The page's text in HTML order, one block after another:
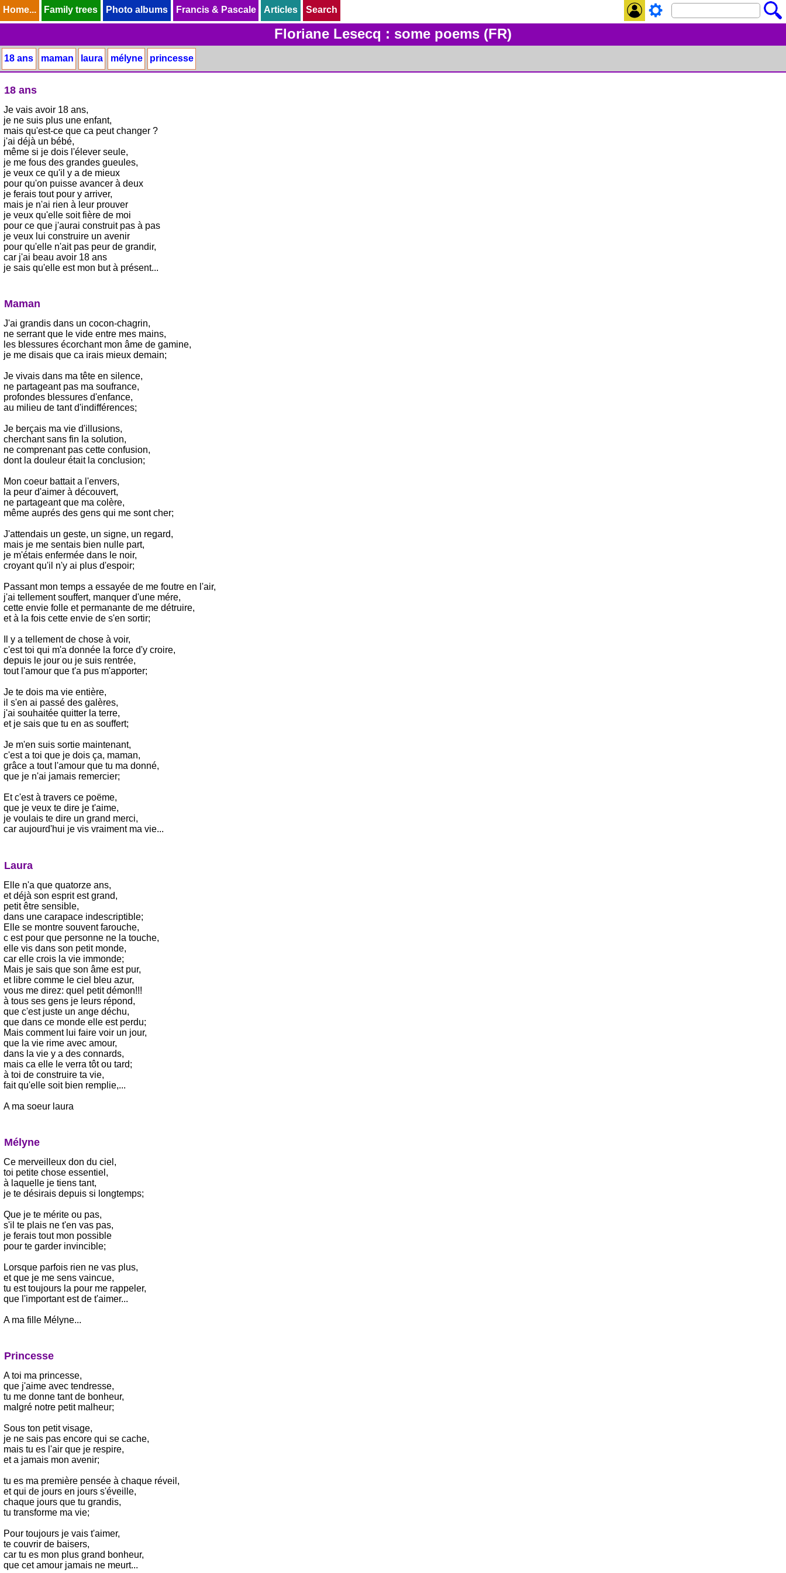
Home... Family trees Photo albums Francis & Pascale Articles Search
Floriane Lesecq : some poems (FR)
18 ans maman laura mélyne princesse
18 ans
Je vais avoir 18 ans,
je ne suis plus une enfant,
mais qu'est-ce que ca peut changer ?
j'ai déjà un bébé,
même si je dois l'élever seule,
je me fous des grandes gueules,
je veux ce qu'il y a de mieux
pour qu'on puisse avancer à deux
je ferais tout pour y arriver,
mais je n'ai rien à leur prouver
je veux qu'elle soit fière de moi
pour ce que j'aurai construit pas à pas
je veux lui construire un avenir
pour qu'elle n'ait pas peur de grandir,
car j'ai beau avoir 18 ans
je sais qu'elle est mon but à présent...
Maman
J'ai grandis dans un cocon-chagrin,
ne serrant que le vide entre mes mains,
les blessures écorchant mon âme de gamine,
je me disais que ca irais mieux demain;
Je vivais dans ma tête en silence,
ne partageant pas ma soufrance,
profondes blessures d'enfance,
au milieu de tant d'indifférences;
Je berçais ma vie d'illusions,
cherchant sans fin la solution,
ne comprenant pas cette confusion,
dont la douleur était la conclusion;
Mon coeur battait a l'envers,
la peur d'aimer à découvert,
ne partageant que ma colère,
même auprés des gens qui me sont cher;
J'attendais un geste, un signe, un regard,
mais je me sentais bien nulle part,
je m'étais enfermée dans le noir,
croyant qu'il n'y ai plus d'espoir;
Passant mon temps a essayée de me foutre en l'air,
j'ai tellement souffert, manquer d'une mére,
cette envie folle et permanante de me détruire,
et à la fois cette envie de s'en sortir;
Il y a tellement de chose à voir,
c'est toi qui m'a donnée la force d'y croire,
depuis le jour ou je suis rentrée,
tout l'amour que t'a pus m'apporter;
Je te dois ma vie entière,
il s'en ai passé des galères,
j'ai souhaitée quitter la terre,
et je sais que tu en as souffert;
Je m'en suis sortie maintenant,
c'est a toi que je dois ça, maman,
grâce a tout l'amour que tu ma donné,
que je n'ai jamais remercier;
Et c'est à travers ce poëme,
que je veux te dire je t'aime,
je voulais te dire un grand merci,
car aujourd'hui je vis vraiment ma vie...
Laura
Elle n'a que quatorze ans,
et déjà son esprit est grand,
petit être sensible,
dans une carapace indescriptible;
Elle se montre souvent farouche,
c est pour que personne ne la touche,
elle vis dans son petit monde,
car elle crois la vie immonde;
Mais je sais que son âme est pur,
et libre comme le ciel bleu azur,
vous me direz: quel petit démon!!!
à tous ses gens je leurs répond,
que c'est juste un ange déchu,
que dans ce monde elle est perdu;
Mais comment lui faire voir un jour,
que la vie rime avec amour,
dans la vie y a des connards,
mais ca elle le verra tôt ou tard;
à toi de construire ta vie,
fait qu'elle soit bien remplie,...
A ma soeur laura
Mélyne
Ce merveilleux don du ciel,
toi petite chose essentiel,
à laquelle je tiens tant,
je te désirais depuis si longtemps;
Que je te mérite ou pas,
s'il te plais ne t'en vas pas,
je ferais tout mon possible
pour te garder invincible;
Lorsque parfois rien ne vas plus,
et que je me sens vaincue,
tu est toujours la pour me rappeler,
que l'important est de t'aimer...
A ma fille Mélyne...
Princesse
A toi ma princesse,
que j'aime avec tendresse,
tu me donne tant de bonheur,
malgré notre petit malheur;
Sous ton petit visage,
je ne sais pas encore qui se cache,
mais tu es l'air que je respire,
et a jamais mon avenir;
tu es ma première pensée à chaque réveil,
et qui de jours en jours s'éveille,
chaque jours que tu grandis,
tu transforme ma vie;
Pour toujours je vais t'aimer,
te couvrir de baisers,
car tu es mon plus grand bonheur,
que cet amour jamais ne meurt...
Home... Family trees Photo albums Francis & Pascale Articles Search